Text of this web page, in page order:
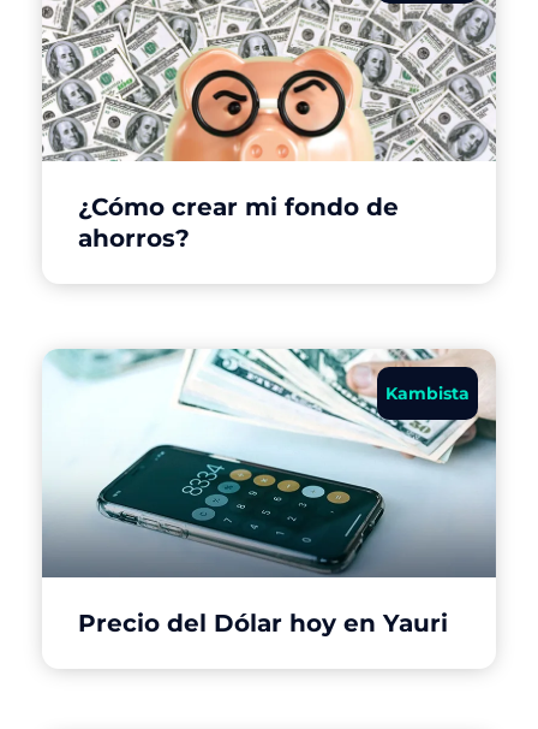
¿Cómo crear mi fondo de
ahorros?
Kambista
Precio del Dólar hoy en Yauri